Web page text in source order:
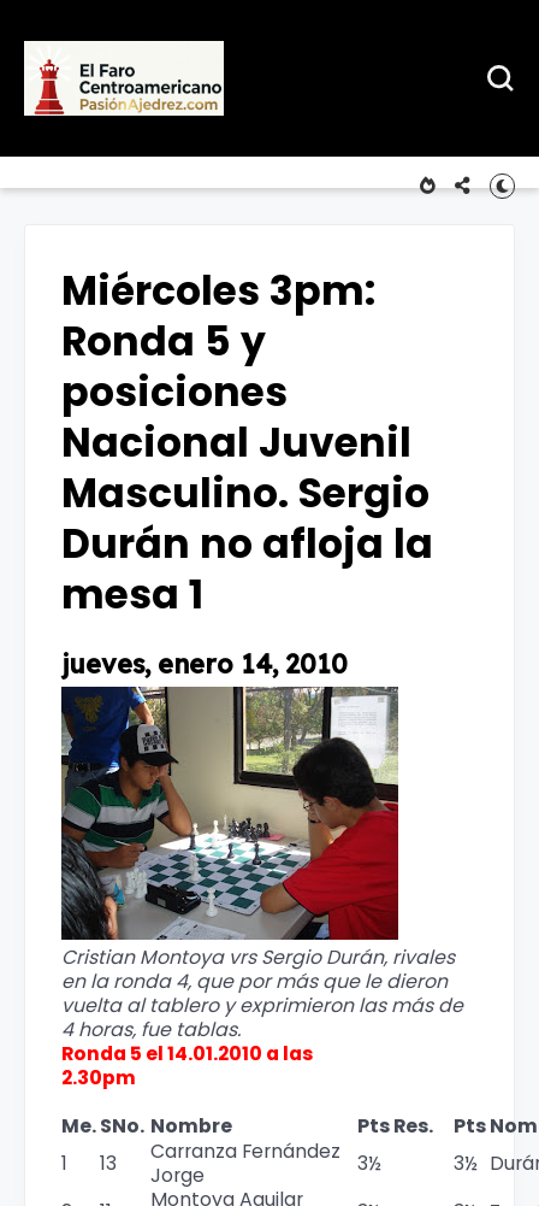
Miércoles 3pm:
Ronda 5 y
posiciones
Nacional Juvenil
Masculino. Sergio
Durán no afloja la
mesa 1
jueves, enero 14, 2010
Cristian Montoya vrs Sergio Durán, rivales
en la ronda 4, que por más que le dieron
vuelta al tablero y exprimieron las más de
4 horas, fue tablas.
Ronda 5 el 14.01.2010 a las
2.30pm
Me.SNo. Nombre PtsRes. Pts
1
13
Carranza Fernández
Jorge
3½ 3½
Montoya Aguilar